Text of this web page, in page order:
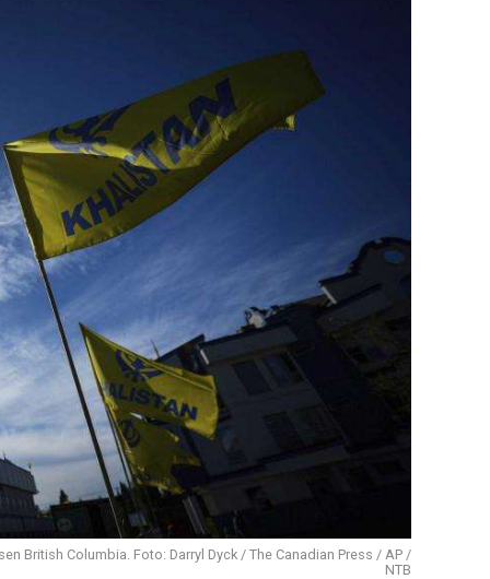
British Columbia. Foto: Darryl Dyck / The Canadian Press / AP /
NTB